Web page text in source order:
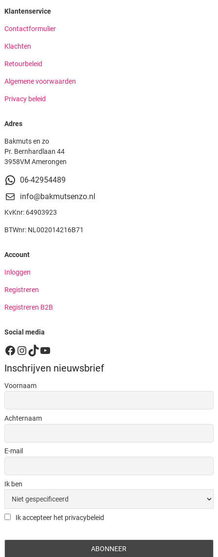
Klantenservice
Contactformulier
Klachten
Retourbeleid
Algemene voorwaarden
Privacy beleid
Adres
Bakmuts en zo
Pr. Bernhardlaan 44
3958VM Amerongen
06-42954489
info@bakmutsenzo.nl
KvKnr: 64903923
BTWnr: NL002014216B71
Account
Inloggen
Registreren
Registreren B2B
Social media
Facebook
Instagram
TikTok
YouTube
Inschrijven nieuwsbrief
Voornaam
Achternaam
E-mail
Ik ben
Ik accepteer het privacybeleid